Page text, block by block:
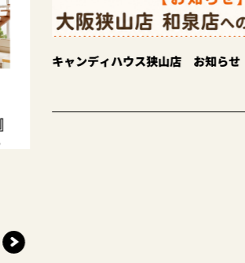
狭山店 お知らせ